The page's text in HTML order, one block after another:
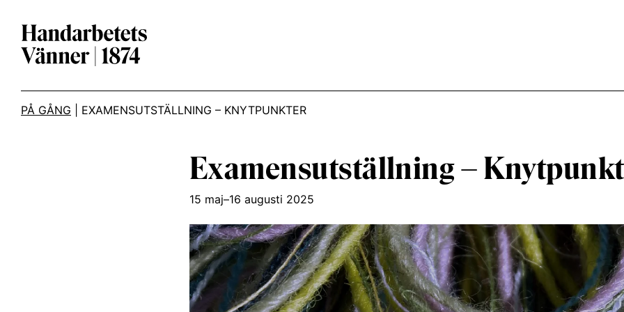
Main Navigation
PÅ GÅNG EXAMENSUTSTÄLLNING – KNYTPUNKTER
Examensutställning –
15 maj–16 augusti 2025